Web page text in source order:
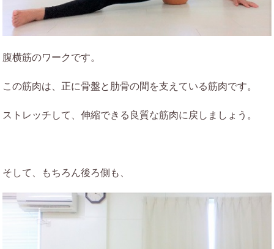
腹横筋のワークです。
この筋肉は、正に骨盤と肋骨の間を支えている筋肉です。
ストレッチして、伸縮できる良質な筋肉に戻しましょう。
そして、もちろん後ろ側も、